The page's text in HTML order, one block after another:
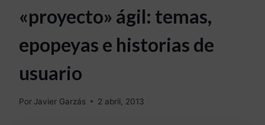
«proyecto» ágil: temas,
epopeyas e historias de
usuario
Por Javier Garzás 2 abril, 2013